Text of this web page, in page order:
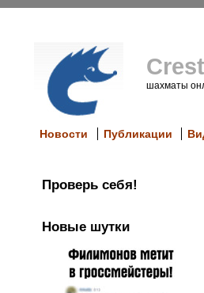
шахматы
Новости Публикации
Проверь себя!
Новые шутки